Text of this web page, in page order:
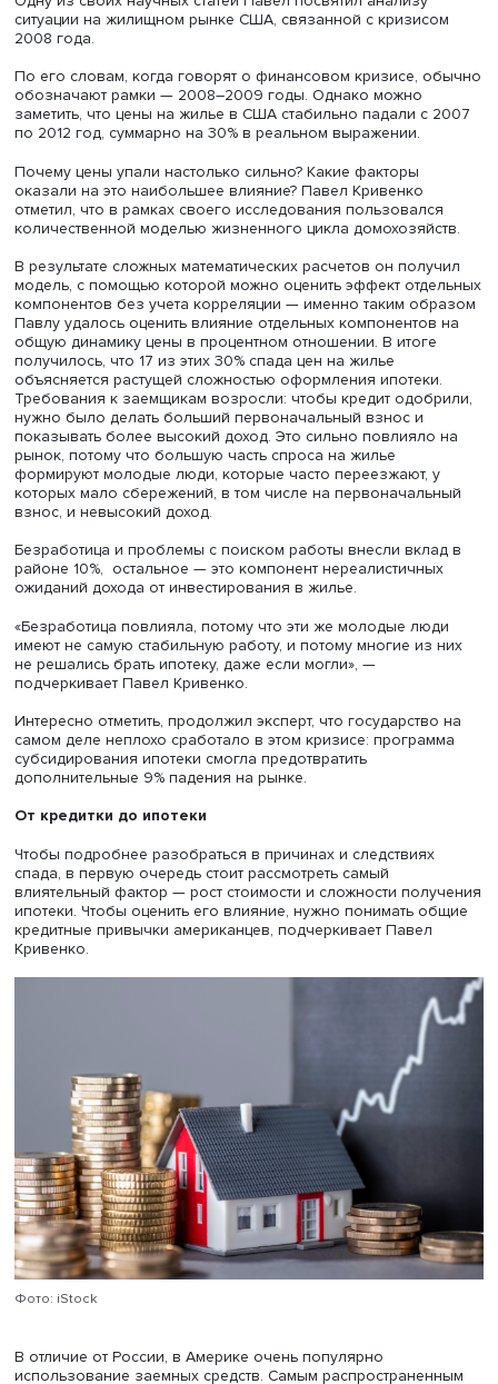
Павел Кривенко окончил бакалавриат и магистратуру
факультета экономических наук НИУ ВШЭ и Российской
Стэнфорде, а сейчас он живет в Нью-Йорке и является
профессором Бизнес-школы Колледжа Баруха CUNY,
исследует экономику, рынок недвижимости и финансов.
Одну из своих научных статей Павел посвятил анализу
ситуации на жилищном рынке США, связанной с
2008 года.
обозначают рамки — 2008–2009 годы. Однако можно
заметить, что цены на жилье в США стабильно падали
по 2012 год, суммарно на 30% в реальном выражении.
Почему цены упали настолько сильно? Какие факторы
оказали на это наибольшее влияние? Павел Кривенко
отметил, что в рамках своего исследования
количественной моделью жизненного цикла
В результате сложных математических расчетов он
модель, с помощью которой можно оценить эффект
компонентов без учета корреляции — именно таким
общую динамику цены в процентном отношении. В
получилось, что 17 из этих 30% спада цен на жилье
объясняется растущей сложностью оформления
Требования к заемщикам возросли: чтобы кредит
нужно было делать больший первоначальный взнос и
показывать более высокий доход. Это сильно
рынок, потому что большую часть спроса на жилье
которых мало сбережений, в том числе на
взнос, и невысокий доход.
районе 10%, остальное — это компонент
«Безработица повлияла, потому что эти же молодые
имеют не самую стабильную работу, и потому многие
не решались брать ипотеку, даже если могли», —
подчеркивает Павел Кривенко.
Интересно отметить, продолжил эксперт, что
самом деле неплохо сработало в этом кризисе:
субсидирования ипотеки смогла предотвратить
От кредитки до ипотеки
Чтобы подробнее разобраться в причинах и
спада, в первую очередь стоит рассмотреть самый
влиятельный фактор — рост стоимости и сложности
ипотеки. Чтобы оценить его влияние, нужно понимать
кредитные привычки американцев, подчеркивает Павел
Кривенко.